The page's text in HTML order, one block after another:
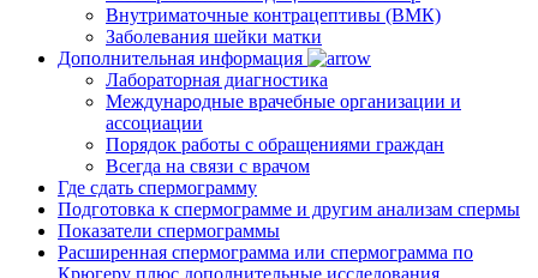
Внутриматочные контрацептивы (ВМК)
Заболевания шейки матки
Дополнительная информация
Лабораторная диагностика
Международные врачебные организации и
ассоциации
Порядок работы с обращениями граждан
Всегда на связи с врачом
Где сдать спермограмму
Подготовка к спермограмме и другим анализам спермы
Показатели спермограммы
Расширенная спермограмма или спермограмма по
Крюгеру плюс дополнительные исследования